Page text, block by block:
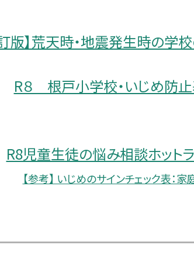
版】荒天時・地震発生時の学
R８ 根戸小学校・いじめ防
８年７
R8児童生徒の悩み相談ホット
【参考】 いじめのサインチェック表：